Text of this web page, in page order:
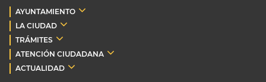
AYUNTAMIENTO
LA CIUDAD
TRÁMITES
ATENCIÓN CIUDADANA
ACTUALIDAD